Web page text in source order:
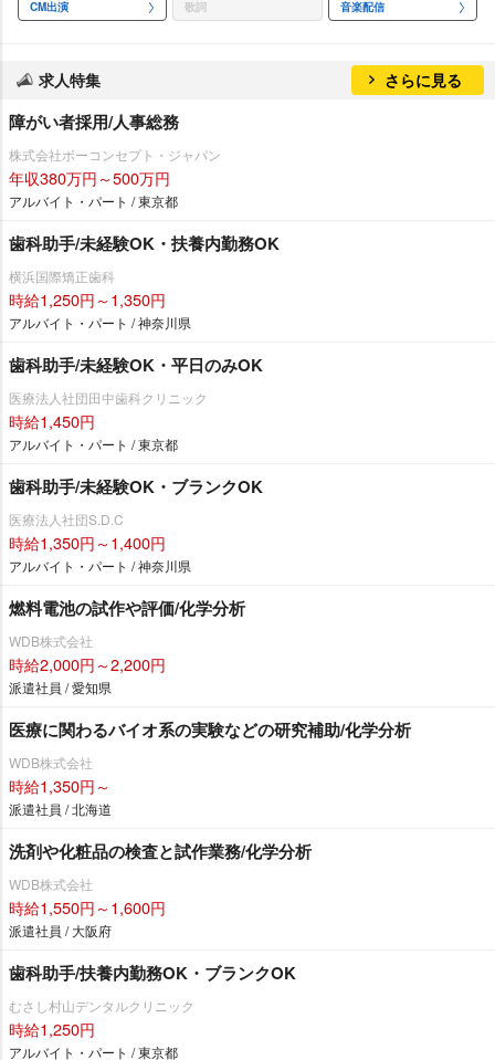
CM出演 歌詞 音楽配信
求人特集 さらに見る
障がい者採用/人事総務
株式会社ボーコンセプト・ジャパン
年収380万円～500万円
アルバイト・パート / 東京都
歯科助手/未経験OK・扶養内勤務OK
横浜国際矯正歯科
時給1,250円～1,350円
アルバイト・パート / 神奈川県
歯科助手/未経験OK・平日のみOK
医療法人社団田中歯科クリニック
時給1,450円
アルバイト・パート / 東京都
歯科助手/未経験OK・ブランクOK
医療法人社団S.D.C
時給1,350円～1,400円
アルバイト・パート / 神奈川県
燃料電池の試作や評価/化学分析
WDB株式会社
時給2,000円～2,200円
派遣社員 / 愛知県
医療に関わるバイオ系の実験などの研究補助/化学分析
WDB株式会社
時給1,350円～
派遣社員 / 北海道
洗剤や化粧品の検査と試作業務/化学分析
WDB株式会社
時給1,550円～1,600円
派遣社員 / 大阪府
歯科助手/扶養内勤務OK・ブランクOK
むさし村山デンタルクリニック
時給1,250円
アルバイト・パート / 東京都